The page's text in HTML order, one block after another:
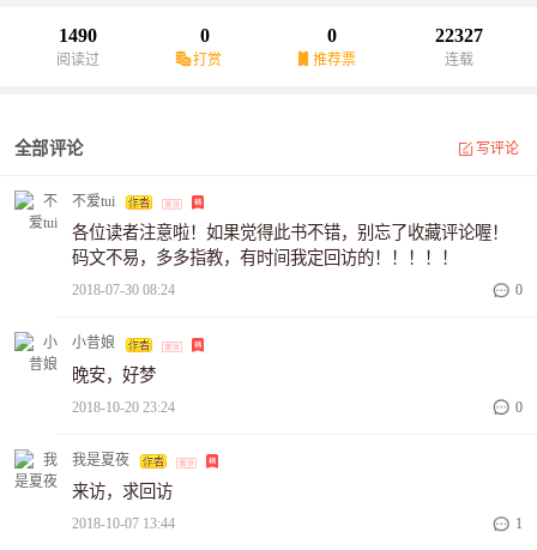
1490
阅读过
0
打赏
0
推荐票
22327
连载
全部评论 写评论
不爱tui
各位读者注意啦！如果觉得此书不错，别忘了收藏评论喔！
码文不易，多多指教，有时间我定回访的！！！！！
2018-07-30 08:24 0
小昔娘
晚安，好梦
2018-10-20 23:24 0
我是夏夜
来访，求回访
2018-10-07 13:44 1